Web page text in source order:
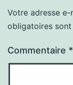
Votre adresse e-
obligatoires
Commentaire *